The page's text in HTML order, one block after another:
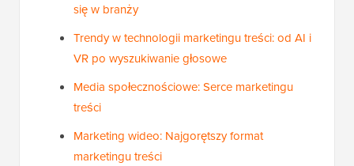
się w branży
Trendy w technologii marketingu treści: od AI i
VR po wyszukiwanie głosowe
Media społecznościowe: Serce marketingu
treści
Marketing wideo: Najgorętszy format
marketingu treści